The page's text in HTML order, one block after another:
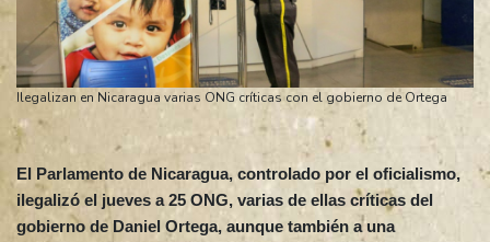
Ilegalizan en Nicaragua varias ONG críticas con el gobierno de Ortega
El Parlamento de Nicaragua, controlado por el oficialismo,
ilegalizó el jueves a 25 ONG, varias de ellas críticas del
gobierno de Daniel Ortega, aunque también a una